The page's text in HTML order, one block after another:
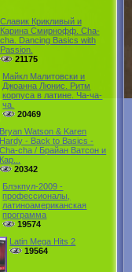
Славик Крикливый и
Карина Смирнофф. Cha-
cha. Dancing Basics with
Passion.
21175
Майкл Малитовски и
Джоанна Люнис. Ритм
корпуса в латине. Ча-ча-
ча.
20469
Bryan Watson & Karen
Hardy - Back to Basics -
Cha-cha / Брайан Ватсон и
Кар...
20342
Блэкпул-2009 -
профессионалы,
латиноамериканская
программа
19574
Latin Mega Hits 2
19564